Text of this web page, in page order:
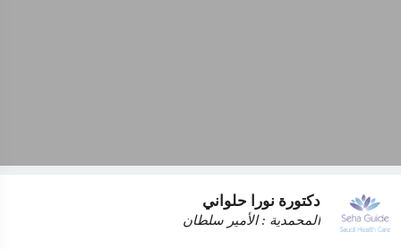
دكتورة نورا حلواني
المحمدية : الأمير سلطان